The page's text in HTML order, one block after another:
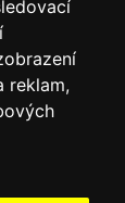
reklam,